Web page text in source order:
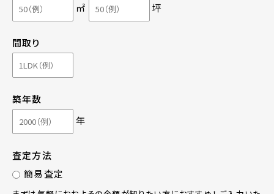
㎡
坪
間取り
築年数
年
査定方法
簡易査定